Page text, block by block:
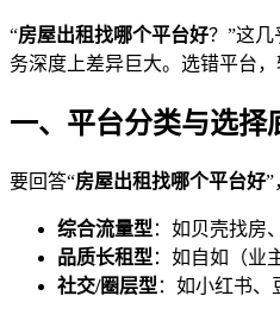
“房屋出租找哪个平台好？”这
务深度上差异巨大。选错平台
一、平台分类与选择
要回答“房屋出租找哪个平台好”
综合流量型 ：如贝壳找房
品质长租型 ：如自如（业
社交/圈层型 ：如小红书、